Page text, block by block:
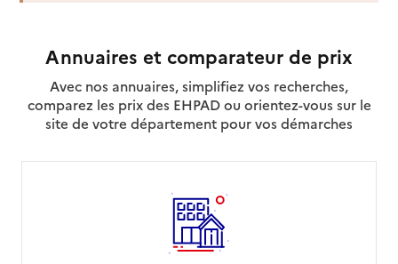
Annuaires et comparateur de prix
Avec nos annuaires, simplifiez vos recherches,
comparez les prix des EHPAD ou orientez-vous sur le
site de votre département pour vos démarches